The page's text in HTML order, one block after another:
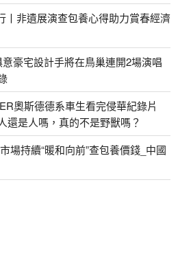
丨非遺展演查包養心得助力賞春經濟
豪宅設計手將在鳥巢連開2場演唱
奧斯德德系車生看完侵華紀錄片
還是人嗎，真的不是野獸嗎？
場持續“暖和向前”查包養價錢_中國